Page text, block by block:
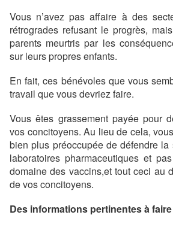
Vous n’avez pas affaire à des
rétrogrades refusant le progrès,
parents meurtris par les
sur leurs propres enfants.
En fait, ces bénévoles que vous
travail que vous devriez faire.
Vous êtes grassement payée pour
vos concitoyens. Au lieu de cela,
bien plus préoccupée de défendre
laboratoires pharmaceutiques et
domaine des vaccins,et tout ceci au
de vos concitoyens.
Des informations pertinentes à